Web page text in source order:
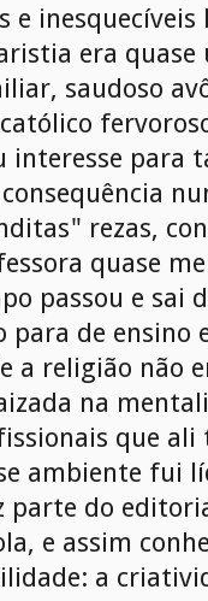
e
era quase
saudoso
interesse para
rezas,
quase
passou e sai
para de ensino
a religião não
na
que ali
ambiente fui
parte do
e assim
a